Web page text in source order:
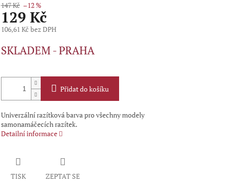
147 Kč –12 %
129 Kč
106,61 Kč bez DPH
cena:
SKLADEM - PRAHA
Přidat do košíku
Univerzální razítková barva pro všechny modely
samonamáčecích razítek.
Detailní informace
TISK ZEPTAT SE